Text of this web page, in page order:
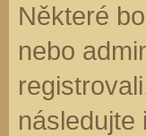
Některé
nebo
následujte